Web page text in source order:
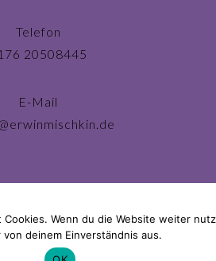
Telefon
20508445
E-Mail
Cookies. Wenn du die Website weiter
deinem Einverständnis aus.